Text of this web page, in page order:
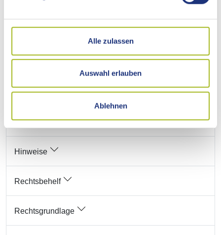
Alle zulassen
Auswahl erlauben
Ablehnen
Voraussetzungen
Fristen
Erforderliche Unterlagen
Kosten
Hinweise
Rechtsbehelf
Rechtsgrundlage